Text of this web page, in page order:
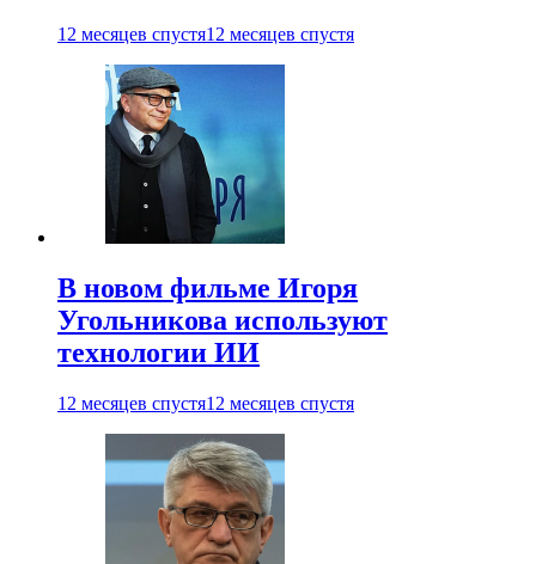
12 месяцев спустя12 месяцев спустя
В новом фильме Игоря
Угольникова используют
технологии ИИ
12 месяцев спустя12 месяцев спустя